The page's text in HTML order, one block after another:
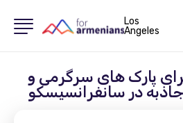
Los
Angeles
پارک های سرگرمی و
جاذبه در سانفرانسیسکو